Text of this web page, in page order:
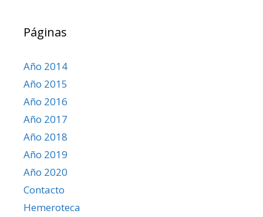
Páginas
Año 2014
Año 2015
Año 2016
Año 2017
Año 2018
Año 2019
Año 2020
Contacto
Hemeroteca